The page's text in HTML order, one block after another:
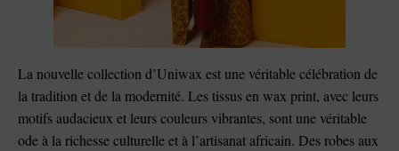
La nouvelle collection d’Uniwax est une véritable célébration de
la tradition et de la modernité. Les tissus en wax print, avec leurs
motifs audacieux et leurs couleurs vibrantes, sont une véritable
ode à la richesse culturelle et à l’artisanat africain. Des robes aux